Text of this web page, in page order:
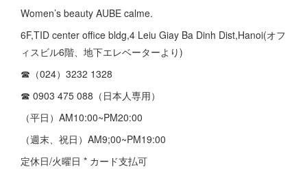
Women’s beauty AUBE calme.
6F,TID center office bldg,4 Leiu Giay Ba Dinh Dist,Hanoi(オフ
ィスビル6階、地下エレベーターより)
☎︎（024）3232 1328
☎︎ 0903 475 088（日本人専用）
（平日）AM10:00~PM20:00
（週末、祝日）AM9;00~PM19:00
定休日/火曜日 * カード支払可